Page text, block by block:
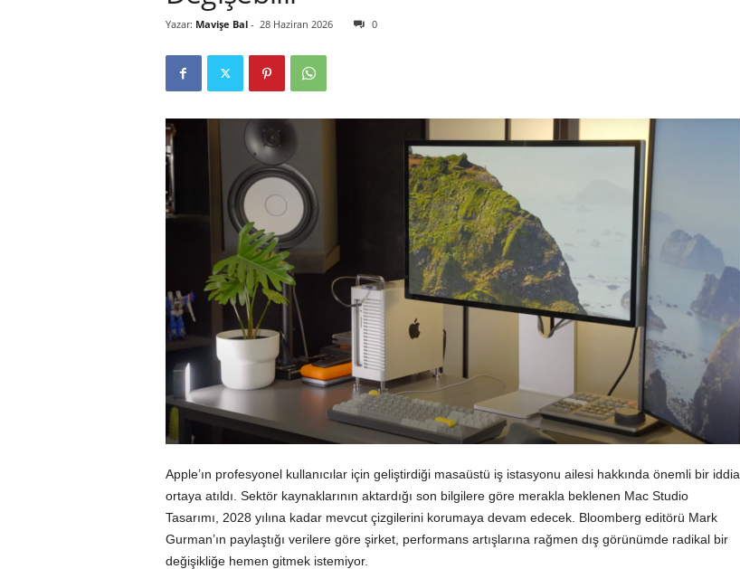
i
m
a
Yazar: Mavişe Bal- 28 Haziran 2026 0
Apple’ın profesyonel kullanıcılar için geliştirdiği masaüstü iş istasyonu ailesi hakkında önemli bir iddia
ortaya atıldı. Sektör kaynaklarının aktardığı son bilgilere göre merakla beklenen Mac Studio
Tasarımı, 2028 yılına kadar mevcut çizgilerini korumaya devam edecek. Bloomberg editörü Mark
Gurman’ın paylaştığı verilere göre şirket, performans artışlarına rağmen dış görünümde radikal bir
değişikliğe hemen gitmek istemiyor.